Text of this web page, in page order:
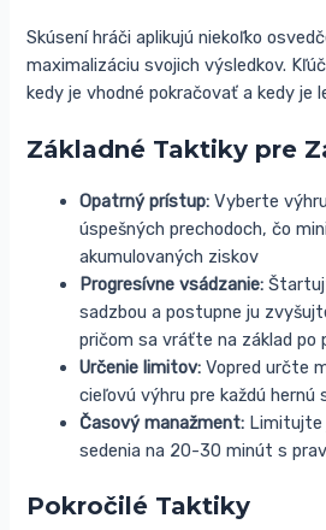
Skúsení hráči aplikujú niekoľko
maximalizáciu svojich výsledkov.
kedy je vhodné pokračovať a kedy je
Základné Taktiky pre
Opatrný prístup: Vyberte
úspešných prechodoch, čo
akumulovaných ziskov
Progresívne vsádzanie:
sadzbou a postupne ju
pričom sa vráťte na základ po
Určenie limitov: Vopred určte
cieľovú výhru pre každú hernú
Časový manažment: Limitujte
sedenia na 20-30 minút s
Pokročilé Taktiky